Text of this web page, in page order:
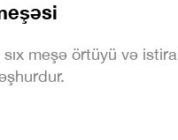
meşə örtüyü və